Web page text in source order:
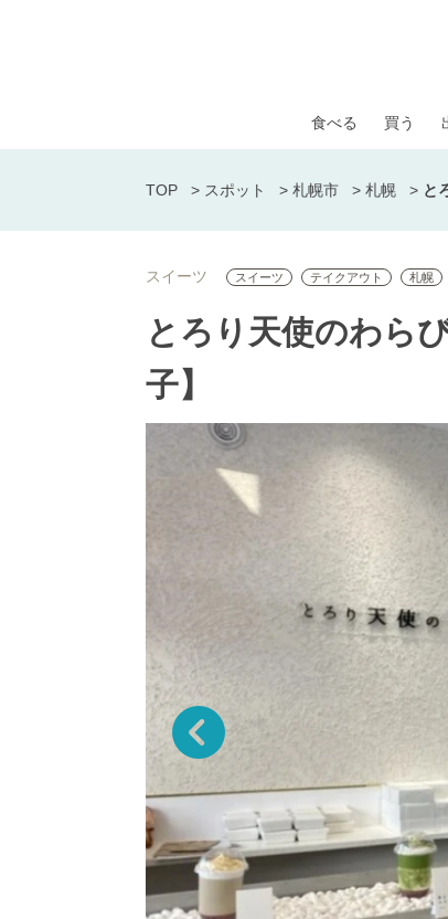
食べる 買う
TOP > スポット > 札幌市 > 札幌 > と
スイーツ スイーツ テイクアウト 札幌
とろり天使のわら
子】